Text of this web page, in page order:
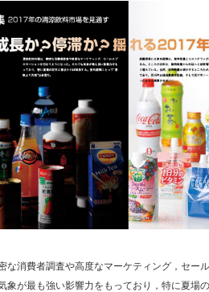
な消費者調査や高度なマーケティング，セー
象が最も強い影響力をもっており，特に夏場